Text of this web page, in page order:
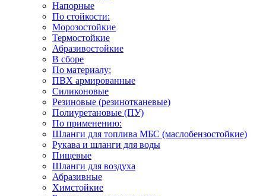
Напорные
По стойкости:
Морозостойкие
Термостойкие
Абразивостойкие
В сборе
По материалу:
ПВХ армированные
Силиконовые
Резиновые (резинотканевые)
Полиуретановые (ПУ)
По применению:
Шланги для топлива МБС (маслобензостойкие)
Рукава и шланги для воды
Пищевые
Шланги для воздуха
Абразивные
Химстойкие